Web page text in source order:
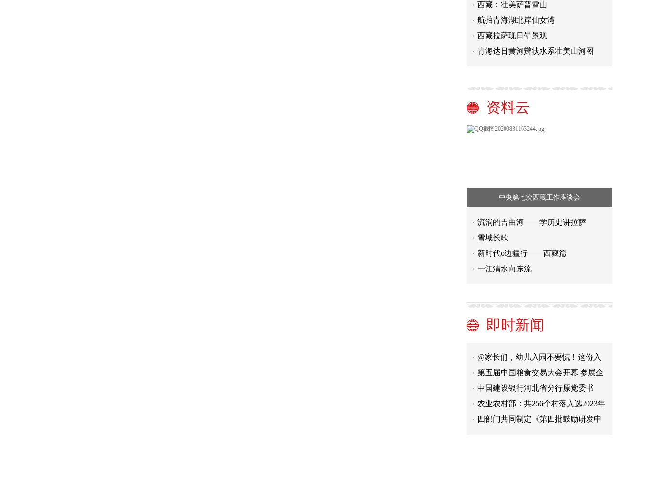
西藏：壮美萨普雪山
航拍青海湖北岸仙女湾
西藏拉萨现日晕景观
青海达日黄河辫状水系壮美山河图
资料云
中央第七次西藏工作座谈会
流淌的吉曲河——学历史讲拉萨
雪域长歌
新时代o边疆行——西藏篇
一江清水向东流
即时新闻
老建筑活化利用良策
北京潭柘寺景区8月28日起试营业 每
天限流2000人
高质量发展调研行丨内蒙古聚焦产业
发展增添新引擎
对工作相结合 最大限度确保群众生命
财产安全
@家长们，幼儿入园不要慌！这份入
学指南请收藏
第五届中国粮食交易大会开幕 参展企
业超过2600家
中国建设银行河北省分行原党委书
记、行长李秀昆被开除党籍
农业农村部：共256个村落入选2023年
中国美丽休闲乡村
四部门共同制定《第四批鼓励研发申